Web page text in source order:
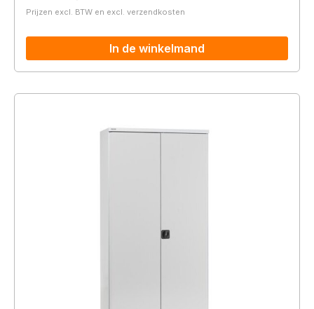
Prijzen excl. BTW en excl. verzendkosten
In de winkelmand